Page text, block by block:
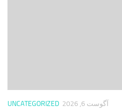
UNCATEGORIZED آگوست 6, 2026